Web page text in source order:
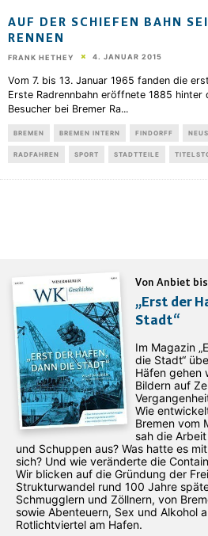
AUF DER SCHIEFEN BAHN
RENNEN
FRANK HETHEY 4. JANUAR 2015
Vom 7. bis 13. Januar 1965 fanden die
Erste Radrennbahn eröffnete 1885 hinter
Besucher bei Bremer Ra...
BREMEN BREMEN INTERN FINDORFF
RADFAHREN SPORT STADTTEILE
Von Anbiet
„Erst der
Stadt“
Im Magazin
die Stadt“
Häfen gehen
Bildern auf
Wie
Bremen vom
sah die
und Schuppen aus? Was hatte es
sich? Und wie veränderte die
Wir blicken auf die Gründung der
Strukturwandel rund 100 Jahre
Schmugglern und Zöllnern, von
sowie Abenteuern, Sex und Alkohol
Rotlichtviertel am Hafen.